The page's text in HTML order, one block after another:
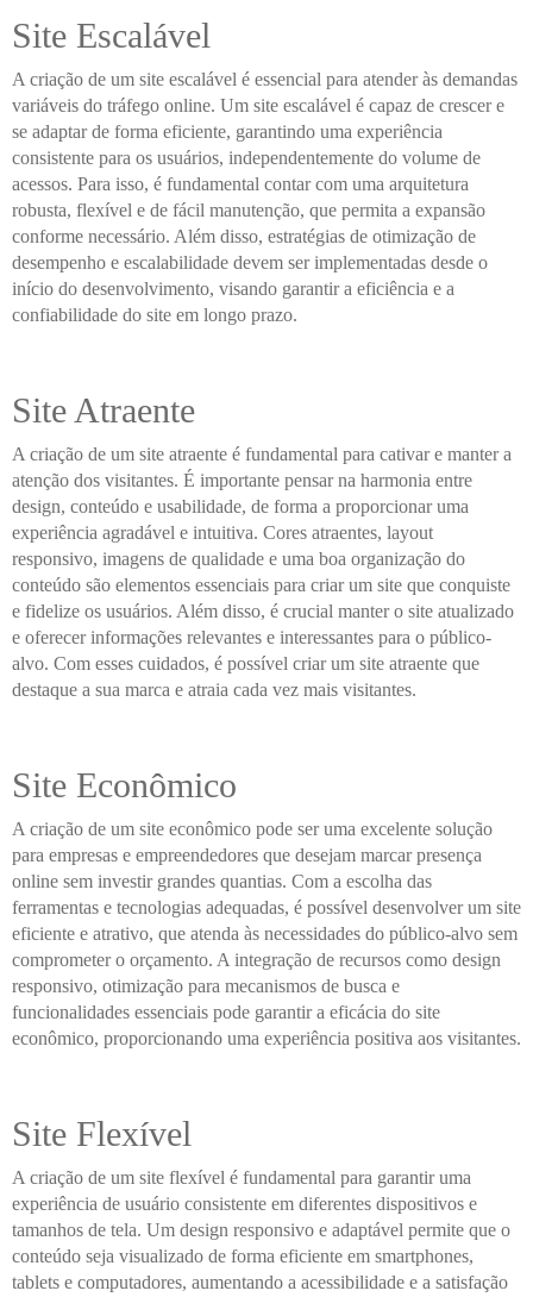
Site Escalável
A criação de um site escalável é essencial para atender às demandas
variáveis do tráfego online. Um site escalável é capaz de crescer e
se adaptar de forma eficiente, garantindo uma experiência
consistente para os usuários, independentemente do volume de
acessos. Para isso, é fundamental contar com uma arquitetura
robusta, flexível e de fácil manutenção, que permita a expansão
conforme necessário. Além disso, estratégias de otimização de
desempenho e escalabilidade devem ser implementadas desde o
início do desenvolvimento, visando garantir a eficiência e a
confiabilidade do site em longo prazo.
Site Atraente
A criação de um site atraente é fundamental para cativar e manter a
atenção dos visitantes. É importante pensar na harmonia entre
design, conteúdo e usabilidade, de forma a proporcionar uma
experiência agradável e intuitiva. Cores atraentes, layout
responsivo, imagens de qualidade e uma boa organização do
conteúdo são elementos essenciais para criar um site que conquiste
e fidelize os usuários. Além disso, é crucial manter o site atualizado
e oferecer informações relevantes e interessantes para o público-
alvo. Com esses cuidados, é possível criar um site atraente que
destaque a sua marca e atraia cada vez mais visitantes.
Site Econômico
A criação de um site econômico pode ser uma excelente solução
para empresas e empreendedores que desejam marcar presença
online sem investir grandes quantias. Com a escolha das
ferramentas e tecnologias adequadas, é possível desenvolver um site
eficiente e atrativo, que atenda às necessidades do público-alvo sem
comprometer o orçamento. A integração de recursos como design
responsivo, otimização para mecanismos de busca e
funcionalidades essenciais pode garantir a eficácia do site
econômico, proporcionando uma experiência positiva aos visitantes.
Site Flexível
A criação de um site flexível é fundamental para garantir uma
experiência de usuário consistente em diferentes dispositivos e
tamanhos de tela. Um design responsivo e adaptável permite que o
conteúdo seja visualizado de forma eficiente em smartphones,
tablets e computadores, aumentando a acessibilidade e a satisfação